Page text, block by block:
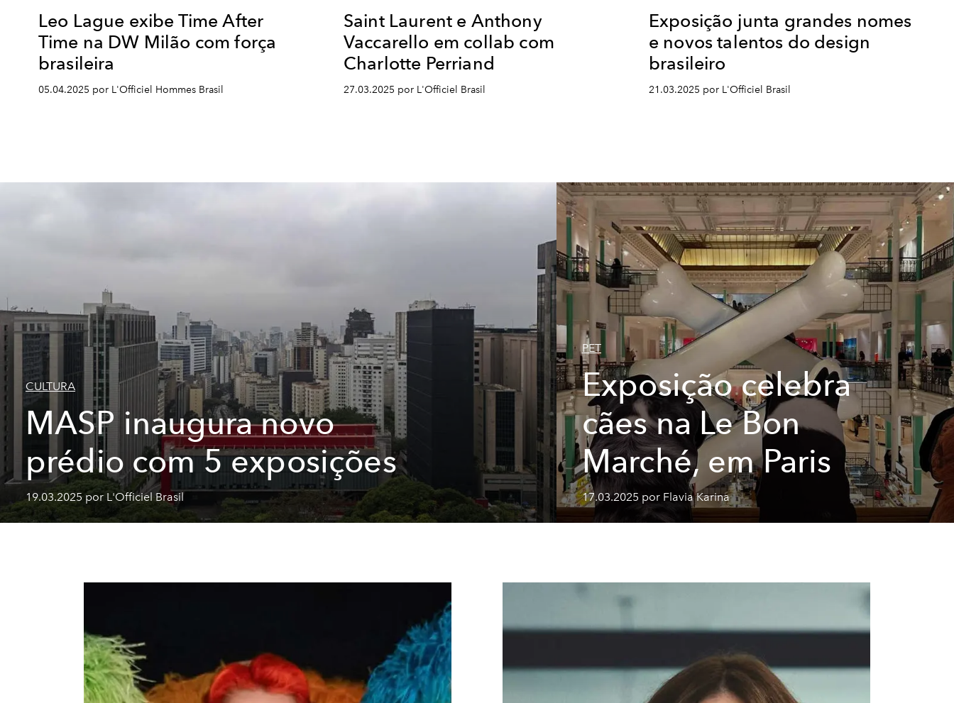
Leo Lague exibe Time After
Time na DW Milão com força
brasileira
05.04.2025 por L'Officiel Hommes Brasil
Saint Laurent e Anthony
Vaccarello em collab com
Charlotte Perriand
27.03.2025 por L'Officiel Brasil
Exposição junta grandes nomes
e novos talentos do design
brasileiro
21.03.2025 por L'Officiel Brasil
CULTURA
MASP inaugura novo
prédio com 5 exposições
19.03.2025 por L'Officiel Brasil
PET
Exposição celebra
cães na Le Bon
Marché, em Paris
17.03.2025 por Flavia Karina